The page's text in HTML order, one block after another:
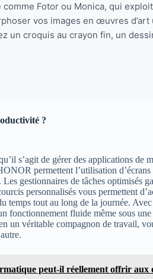
Fotor ou Monica, qui
vos images en œuvres
un croquis au crayon fin, un
?
s’agit de gérer des applications de
permettent l’utilisation
gestionnaires de tâches optimisés
personnalisés vous permettent
temps tout au long de la journée.
fonctionnement fluide même sous
un véritable compagnon de travail,
peut-il réellement offrir aux